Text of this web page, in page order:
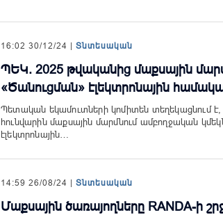
16:02 30/12/24 | Տնտեսական
ՊԵԿ. 2025 թվականից մաքսային
«Ծանուցման» էլեկտրոնային
Պետական եկամուտների կոմիտեն տեղեկացնում
հունվարին մաքսային մարմնում ամբողջական
էլեկտրոնային…
14:59 26/08/24 | Տնտեսական
Մաքսային ծառայողները RANDA-ի